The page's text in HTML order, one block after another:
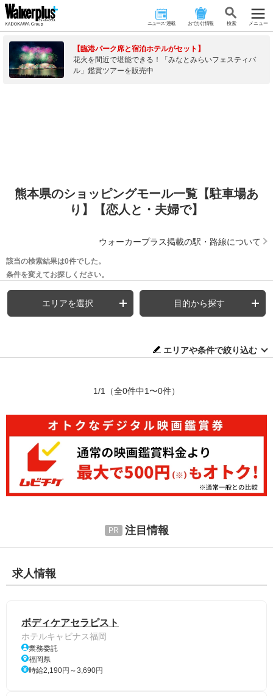
ニュース･連載 おでかけ情報 検 索 メニュー
【臨港パーク席と宿泊ホテルがセット】
花火を間近で堪能できる！「みなとみらいフェスティバ
ル」鑑賞ツアーを販売中
熊本県のショッピングモール一覧【駐車場あ
り】【恋人と・夫婦で】
ウォーカープラス掲載の駅・路線について
該当の検索結果は0件でした。
条件を変えてお探しください。
エリアを選択 目的から探す
エリアや条件で絞り込む
1/1 （全0件中1〜0件）
注目情報
求人情報
ボディケアセラピスト
ホテルキャビナス福岡
業務委託
福岡県
時給2,190円～3,690円